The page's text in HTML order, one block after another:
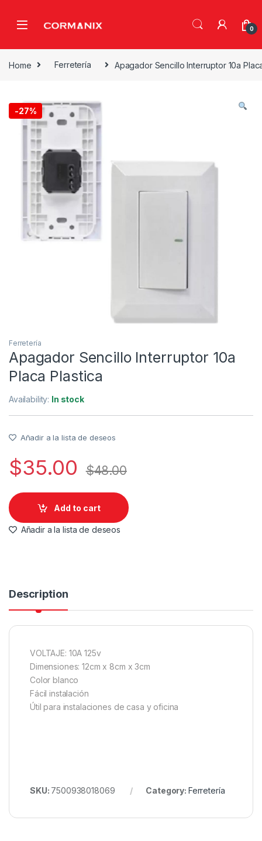
0
Home Ferretería Apagador Sencillo Interruptor 10a
-27%
Ferretería
Apagador Sencillo Interruptor 10a
Placa Plastica
Availability: In stock
Añadir a la lista de deseos
$35.00 $48.00
Add to cart
Añadir a la lista de deseos
Description
VOLTAJE: 10A 125v
Dimensiones: 12cm x 8cm x 3cm
Color blanco
Fácil instalación
Útil para instalaciones de casa y oficina
SKU: 7500938018069 Category: Ferretería